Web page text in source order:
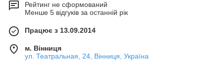
Рейтинг не сформований
Менше 5 відгуків за останній рік
Працює з 13.09.2014
м. Вінниця
ул. Театральная, 24, Вінниця, Україна